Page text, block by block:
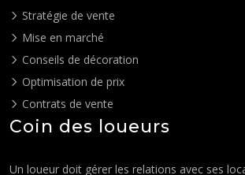
Stratégie de vente
Mise en marché
Conseils de décoration
Optimisation de prix
Contrats de vente
Coin des loueurs
Un loueur doit gérer les relations avec ses